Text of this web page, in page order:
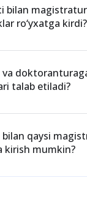
bilan
ro‘yxatga kirdi?
talab etiladi?
bilan qaysi
kirish mumkin?